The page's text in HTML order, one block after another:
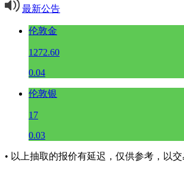
最新公告
伦敦金
1272.60
0.04
伦敦银
17
0.03
• 以上抽取的报价有延迟，仅供参考，以交